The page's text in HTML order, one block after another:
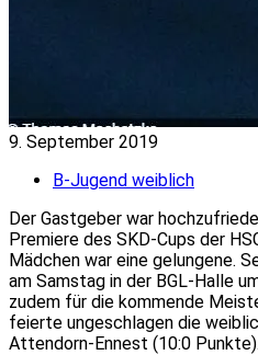
9. September 2019
B-Jugend weiblich
Der Gastgeber war
Premiere des SKD-Cups der
Mädchen war eine gelungene.
am Samstag in der BGL-Halle
zudem für die kommende
feierte ungeschlagen die
Attendorn-Ennest (10:0 Punkte).